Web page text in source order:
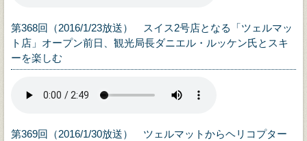
第368回（2016/1/23放送） スイス2号店となる「ツェルマッ
ト店」オープン前日、観光局長ダニエル・ルッケン氏とスキ
ーを楽しむ
第369回（2016/1/30放送） ツェルマットからヘリコプター